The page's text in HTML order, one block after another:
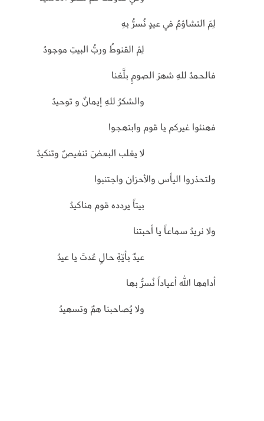
لِمَ التشاؤمُ في عيدٍ نُسرُّ بهِ
لِمْ القنوطُ وربُّ البيتِ موجودُ
فالحمدُ للهِ شهرَ الصومِ بلَّغنا
والشكرُ للهِ إيمانٌ و توحيدُ
فهنئوا غيركم يا قوم وابتهجوا
لا يغلب البعضَ تنغيصٌ وتنكيدُ
ولتحذروا اليأس والأحزان واجتنبوا
بيتاً يردده قوم مناكيدُ
ولا نريدُ سماعاً يا أحبتنا
عيدٌ بأيّةِ حالٍ عُدتَ يا عيدُ
أدامها الله أعياداً نُسرُّ بها
ولا يُصاحبنا همٌ وتسهيدُ